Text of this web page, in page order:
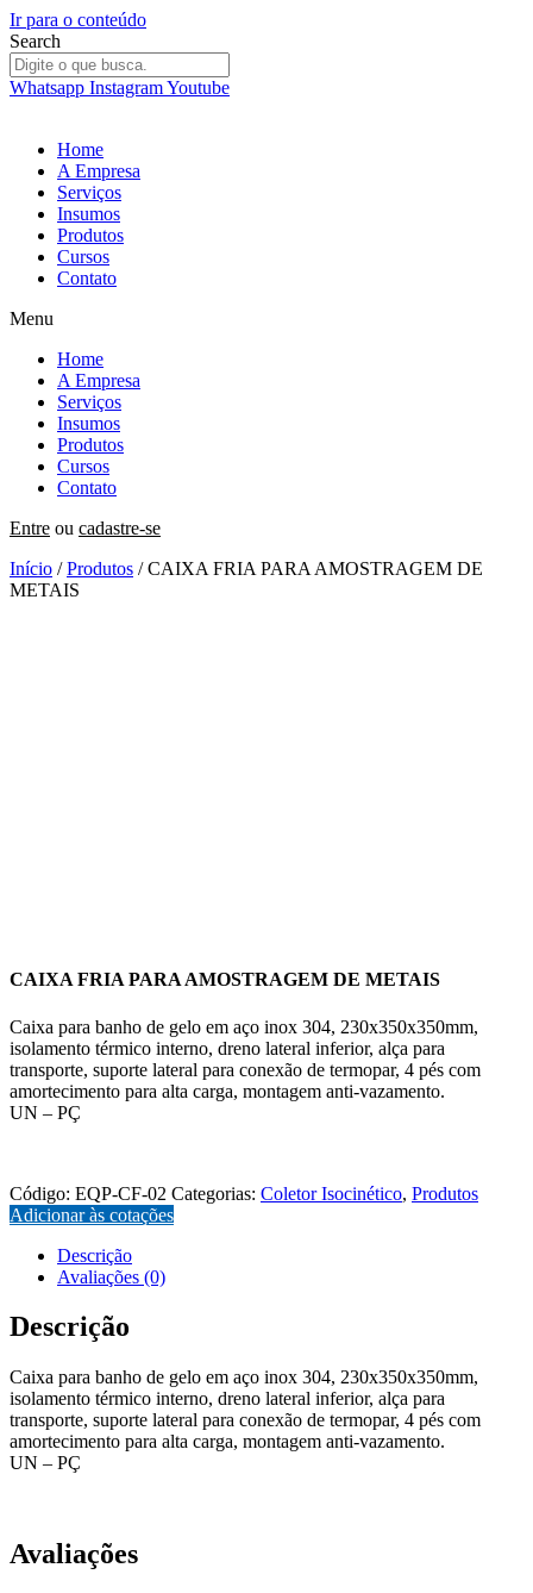
Ir para o conteúdo
Search
Whatsapp InstagramYoutube
Home
A Empresa
Serviços
Insumos
Produtos
Cursos
Contato
Menu
Home
A Empresa
Serviços
Insumos
Produtos
Cursos
Contato
Entre ou cadastre-se
Início /Produtos / CAIXA FRIA PARA AMOSTRAGEM DE
METAIS
CAIXA FRIA PARA AMOSTRAGEM DE METAIS
Caixa para banho de gelo em aço inox 304, 230x350x350mm,
isolamento térmico interno, dreno lateral inferior, alça para
transporte, suporte lateral para conexão de termopar, 4 pés com
amortecimento para alta carga, montagem anti-vazamento.
UN – PÇ
Código: EQP-CF-02 Categorias: Coletor Isocinético, Produtos
Adicionar às cotações
Descrição
Avaliações (0)
Descrição
Caixa para banho de gelo em aço inox 304, 230x350x350mm,
isolamento térmico interno, dreno lateral inferior, alça para
transporte, suporte lateral para conexão de termopar, 4 pés com
amortecimento para alta carga, montagem anti-vazamento.
UN – PÇ
Avaliações